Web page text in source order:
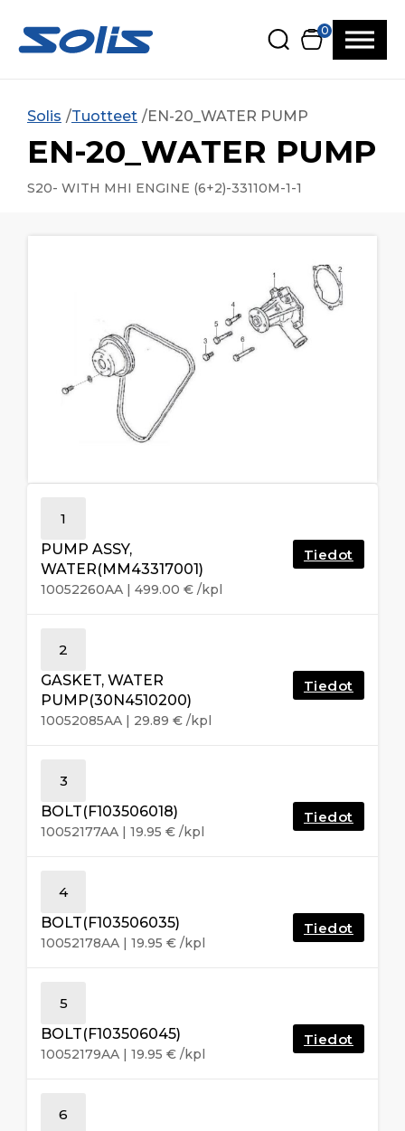
0
Solis Tuotteet EN-20_WATER PUMP
EN-20_WATER PUMP
S20- WITH MHI ENGINE (6+2)-33110M-1-1
1
PUMP ASSY,
WATER(MM43317001)
10052260AA | 499.00 € /kpl
Tiedot
2
GASKET, WATER
PUMP(30N4510200)
10052085AA | 29.89 € /kpl
Tiedot
3
BOLT(F103506018)
10052177AA | 19.95 € /kpl
Tiedot
4
BOLT(F103506035)
10052178AA | 19.95 € /kpl
Tiedot
5
BOLT(F103506045)
10052179AA | 19.95 € /kpl
Tiedot
6